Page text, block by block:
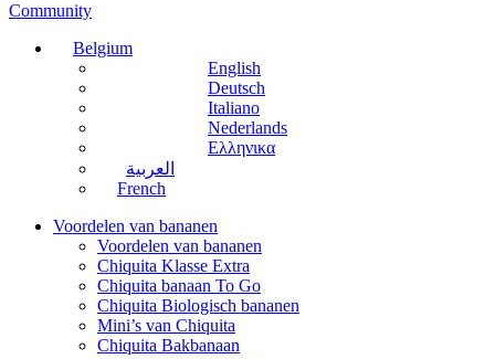
Community
Belgium
English
Deutsch
Italiano
Nederlands
Ελληνικα
العربية
French
Voordelen van bananen
Voordelen van bananen
Chiquita Klasse Extra
Chiquita banaan To Go
Chiquita Biologisch bananen
Mini’s van Chiquita
Chiquita Bakbanaan